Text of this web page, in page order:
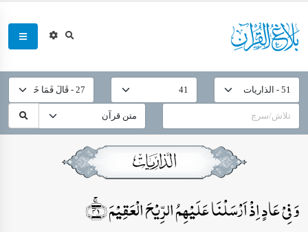
وَ فِیۡ عَادٍ اِذۡ اَرۡسَلۡنَا عَلَیۡہِمُ الرِّیۡحَ الۡعَقِیۡمَ ﴿ۚ۴۱﴾